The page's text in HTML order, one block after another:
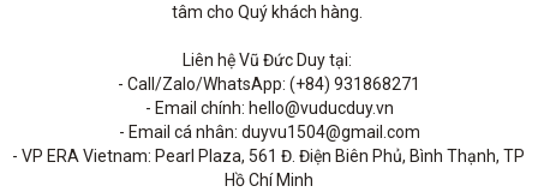
tâm cho Quý khách hàng.
Liên hệ Vũ Đức Duy tại:
- Call/Zalo/WhatsApp: (+84) 931868271
- Email chính: hello@vuducduy.vn
- Email cá nhân: duyvu1504@gmail.com
- VP ERA Vietnam: Pearl Plaza, 561 Đ. Điện Biên Phủ, Bình Thạnh, TP
Hồ Chí Minh